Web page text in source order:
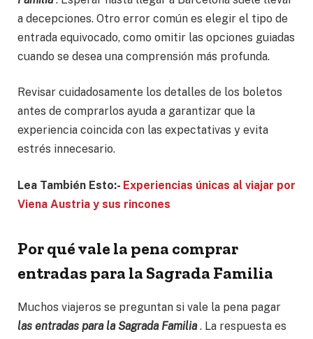
a decepciones. Otro error común es elegir el tipo de
entrada equivocado, como omitir las opciones guiadas
cuando se desea una comprensión más profunda.
Revisar cuidadosamente los detalles de los boletos
antes de comprarlos ayuda a garantizar que la
experiencia coincida con las expectativas y evita
estrés innecesario.
Lea También Esto:- Experiencias únicas al viajar por
Viena Austria y sus rincones
Por qué vale la pena comprar
entradas para la Sagrada Familia
Muchos viajeros se preguntan si vale la pena pagar
las entradas para la Sagrada Familia. La respuesta es